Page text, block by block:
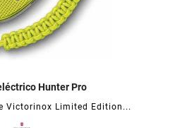
Hunter Pro
Victorinox Limited Edition...